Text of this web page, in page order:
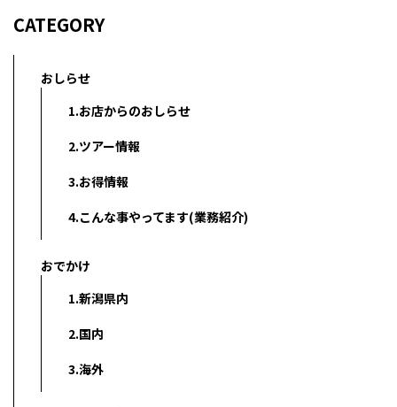
CATEGORY
おしらせ
1.お店からのおしらせ
2.ツアー情報
3.お得情報
4.こんな事やってます(業務紹介)
おでかけ
1.新潟県内
2.国内
3.海外